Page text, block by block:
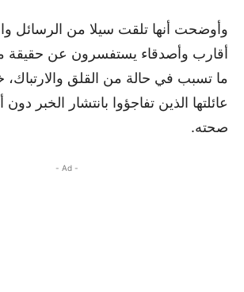
وأوضحت أنها تلقت سيلا من الرسائل
أقارب وأصدقاء يستفسرون عن حقيقة
ما تسبب في حالة من القلق والارتباك،
عائلتها الذين تفاجؤوا بانتشار الخبر
صحته.
- Ad -